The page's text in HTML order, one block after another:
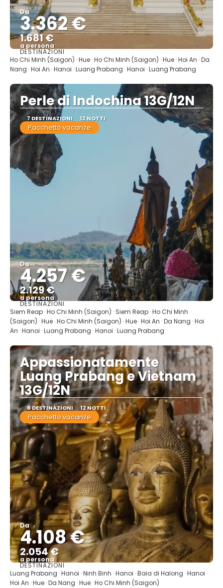
Da
3.362 €
1.681 €
a persona
Vedere
DESTINAZIONI
Ho Chi Minh (Saigon) · Hue · Ho Chi Minh (Saigon) · Hue · Hoi An · Da
Nang · Hoi An · Hanoi · Luang Prabang · Hanoi · Luang Prabang
Perle di Indochina 13G/12N
7 DESTINAZIONI 12 NOTTI
Pacchetto vacanze
Da
4.257 €
2.129 €
a persona
Vedere
DESTINAZIONI
Siem Reap · Ho Chi Minh (Saigon) · Siem Reap · Ho Chi Minh
(Saigon) · Hue · Ho Chi Minh (Saigon) · Hue · Hoi An · Da Nang · Hoi
An · Hanoi · Luang Prabang · Hanoi · Luang Prabang
Appassionatamente
Luang Prabang e Vietnam
13G/12N
8 DESTINAZIONI 12 NOTTI
Pacchetto vacanze
Da
4.108 €
2.054 €
a persona
Vedere
DESTINAZIONI
Luang Prabang · Hanoi · Ninh Binh · Hanoi · Baia di Halong · Hanoi ·
Hoi An · Hue · Da Nang · Hue · Ho Chi Minh (Saigon)